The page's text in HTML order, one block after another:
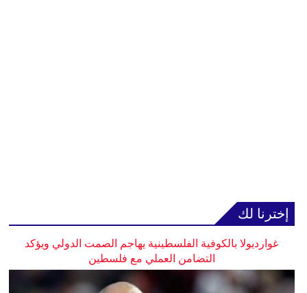
إخترنا لك
غوارديولا بالكوفية الفلسطينية يهاجم الصمت الدولي ويؤكد
التضامن العملي مع فلسطين